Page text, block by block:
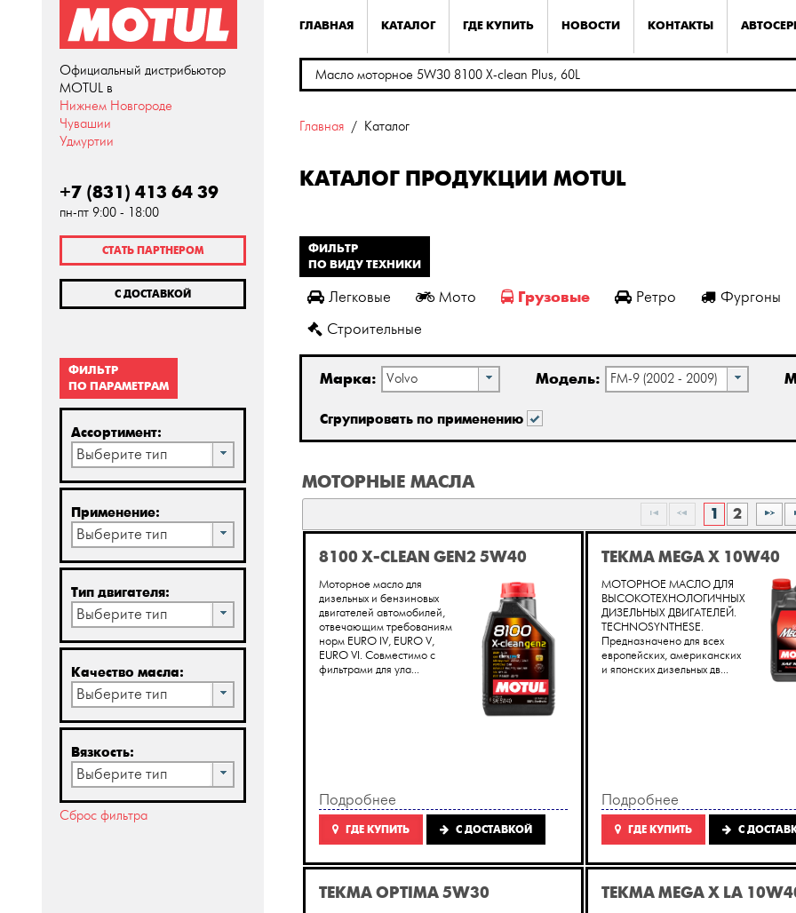
Официальный дистрибьютор
MOTUL в
Нижнем Новгороде
Чувашии
Удмуртии
+7 (831) 413 64 39
пн-пт 9:00 - 18:00
СТАТЬ ПАРТНЕРОМ
С ДОСТАВКОЙ
ФИЛЬТР
ПО ПАРАМЕТРАМ
Ассортимент:
Выберите тип
Применение:
Выберите тип
Тип двигателя:
Выберите тип
Качество масла:
Выберите тип
Вязкость:
Выберите тип
Сброс фильтра
ГЛАВНАЯ КАТАЛОГ ГДЕ КУПИТЬ НОВОСТИ КОНТАКТЫ
Главная Каталог
КАТАЛОГ ПРОДУКЦИИ MOTUL
ФИЛЬТР
ПО ВИДУ ТЕХНИКИ
Легковые Мото Грузовые Ретро
Фургоны
Строительные
Марка: Volvo Модель: FM-9 (2002 - 2009)
Сгрупировать по применению
МОТОРНЫЕ МАСЛА
1 2
8100 X-CLEAN GEN2 5W40
Моторное масло для
дизельных и бензиновых
двигателей автомобилей,
отвечающим требованиям
норм EURO IV, EURO V,
EURO VI. Совместимо с
фильтрами для ула...
Подробнее
ГДЕ КУПИТЬ C ДОСТАВКОЙ
TEKMA MEGA X 10W40
МОТОРНОЕ МАСЛО ДЛЯ
ВЫСОКОТЕХНОЛОГИЧНЫХ
ДИЗЕЛЬНЫХ ДВИГАТЕЛЕЙ.
TECHNOSYNTHESE.
Предназначено для всех
европейских, американских
и японских дизельных дв...
Подробнее
ГДЕ КУПИТЬ C
TEKMA OPTIMA 5W30 TEKMA MEGA X LA